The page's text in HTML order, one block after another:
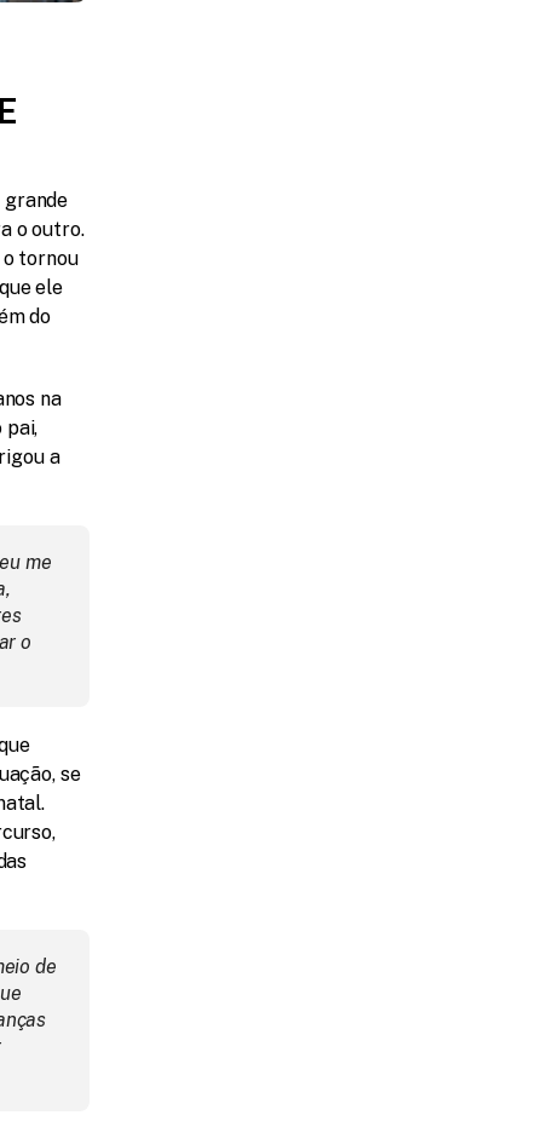
grande
o outro.
o tornou
ele
do
na
pai,
a
me
o
se
de